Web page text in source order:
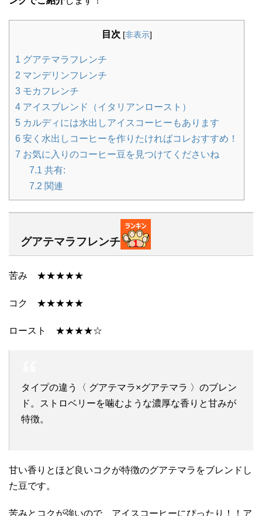
目次 [非表示]
1 グアテマラフレンチ
2 マンデリンフレンチ
3 モカフレンチ
4 アイスブレンド（イタリアンロースト）
5 カルディには水出しアイスコーヒーもあります
6 安く水出しコーヒーを作りたければコレおすすめ！
7 お気に入りのコーヒー豆を見つけてくださいね
7.1 共有:
7.2 関連
グアテマラフレンチ
苦み ★★★★★
コク ★★★★★
ロースト ★★★★☆
タイプの違う〈 グアテマラ×グアテマラ 〉のブレン
ド。ストロベリーを噛むような濃厚な香りと甘みが
特徴。
甘い香りとほど良いコクが特徴のグアテマラをブレンドし
た豆です。
苦みとコクが強いので、アイスコーヒーにぴったり！！ア